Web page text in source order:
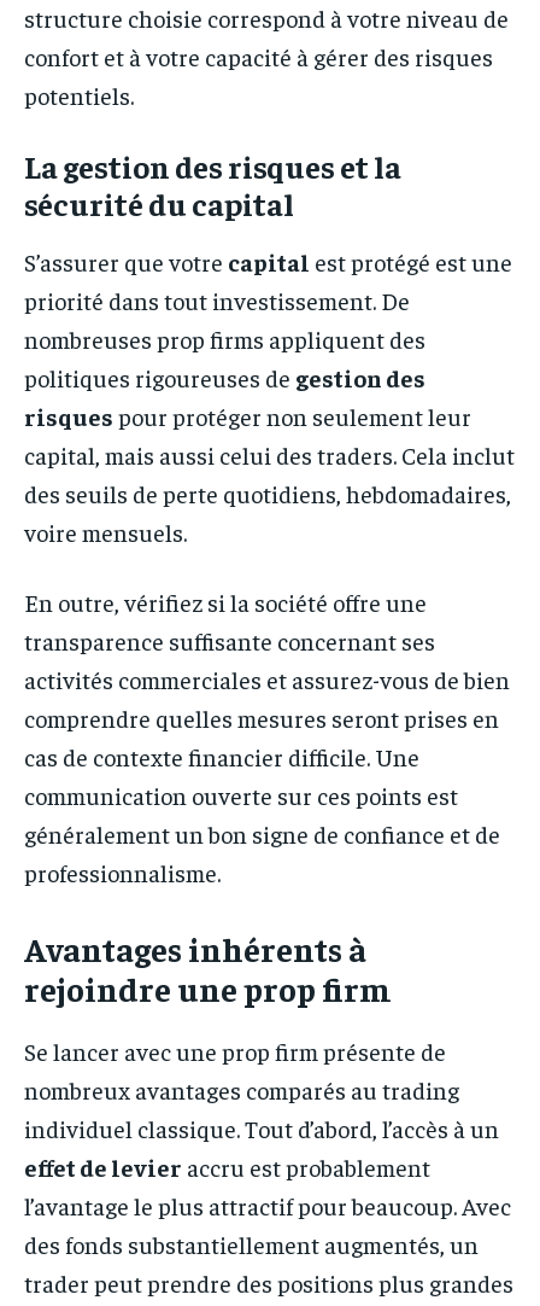
structure choisie correspond à votre niveau de
confort et à votre capacité à gérer des risques
potentiels.
La gestion des risques et la
sécurité du capital
S’assurer que votre capital est protégé est une
priorité dans tout investissement. De
nombreuses prop firms appliquent des
politiques rigoureuses de gestion des
risques pour protéger non seulement leur
capital, mais aussi celui des traders. Cela inclut
des seuils de perte quotidiens, hebdomadaires,
voire mensuels.
En outre, vérifiez si la société offre une
transparence suffisante concernant ses
activités commerciales et assurez-vous de bien
comprendre quelles mesures seront prises en
cas de contexte financier difficile. Une
communication ouverte sur ces points est
généralement un bon signe de confiance et de
professionnalisme.
Avantages inhérents à
rejoindre une prop firm
Se lancer avec une prop firm présente de
nombreux avantages comparés au trading
individuel classique. Tout d’abord, l’accès à un
effet de levier accru est probablement
l’avantage le plus attractif pour beaucoup. Avec
des fonds substantiellement augmentés, un
trader peut prendre des positions plus grandes